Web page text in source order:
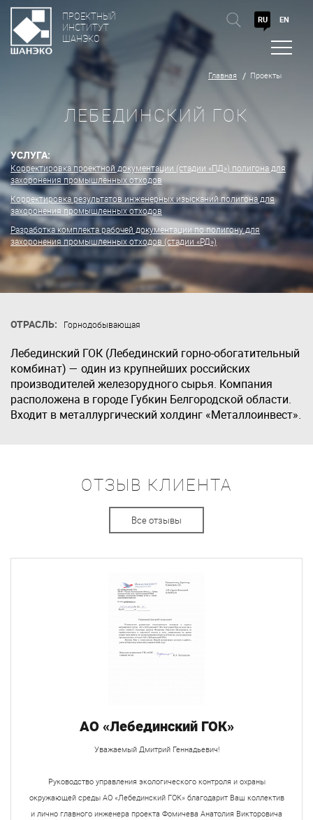
ПРОЕКТНЫЙ
ИНСТИТУТ
ШАНЭКО
RU EN
ЛЕБЕДИНСКИЙ ГОК
УСЛУГА:
Корректировка проектной документации (стадии «ПД») полигона для
захоронения промышленных отходов
Корректировка результатов инженерных изысканий полигона для
захоронения промышленных отходов
Разработка комплекта рабочей документации по полигону для
захоронения промышленных отходов (стадии «РД»)
Главная Проекты
ОТРАСЛЬ: Горнодобывающая
Лебединский ГОК (Лебединский горно-обогатительный
комбинат) — один из крупнейших российских
производителей железорудного сырья. Компания
расположена в городе Губкин Белгородской области.
Входит в металлургический холдинг «Металлоинвест».
ОТЗЫВ КЛИЕНТА
Все отзывы
АО «Лебединский ГОК»
Уважаемый Дмитрий Геннадьевич!
Руководство управления экологического контроля и охраны
окружающей среды АО «Лебединский ГОК» благодарит Ваш коллектив
и лично главного инженера проекта Фомичева Анатолия Викторовича